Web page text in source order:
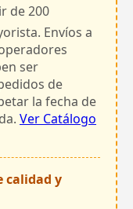
de 200
Envíos a
ser
de
la fecha de
Ver Catálogo
calidad y